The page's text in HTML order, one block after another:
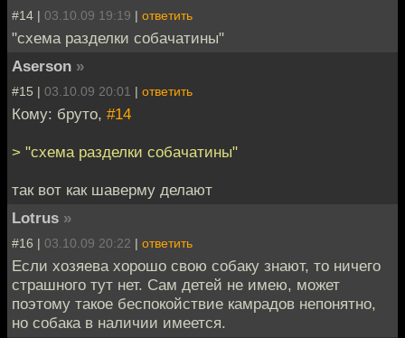
#14 | 03.10.09 19:19 | ответить
"схема разделки собачатины"
Aserson »
#15 | 03.10.09 20:01 | ответить
Кому: бруто, #14
> "схема разделки собачатины"
так вот как шаверму делают
Lotrus »
#16 | 03.10.09 20:22 | ответить
Если хозяева хорошо свою собаку знают, то ничего
страшного тут нет. Сам детей не имею, может
поэтому такое беспокойствие камрадов непонятно,
но собака в наличии имеется.